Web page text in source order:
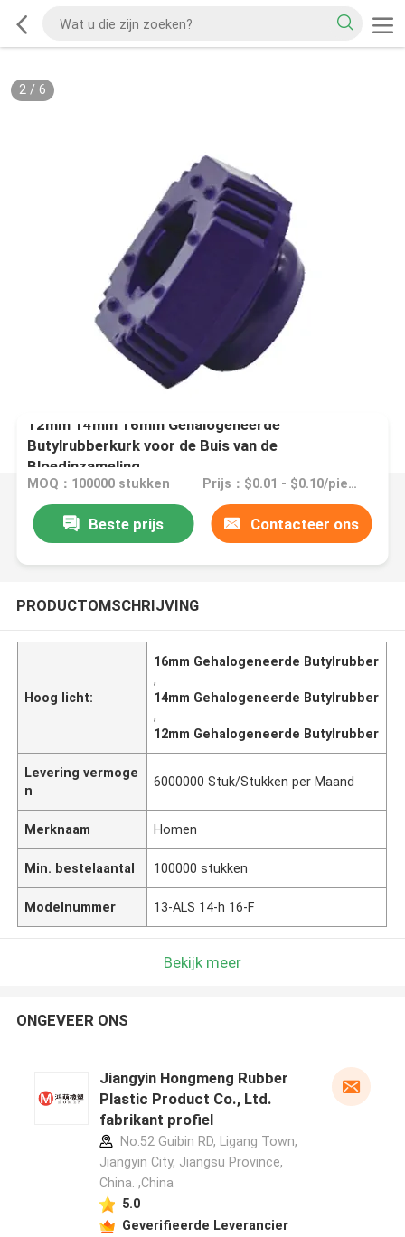
2/ 6
12mm 14mm 16mm Gehalogeneerde
Butylrubberkurk voor de Buis van de
Bloedinzameling
MOQ：100000 stukken Prijs：$0.01 - $0.10/pieces
Beste prijs Contacteer ons
PRODUCTOMSCHRIJVING
Hoog licht:
16mm Gehalogeneerde Butylrubber
,
14mm Gehalogeneerde Butylrubber
,
12mm Gehalogeneerde Butylrubber
Levering vermoge
n
6000000 Stuk/Stukken per Maand
Merknaam Homen
Min. bestelaantal 100000 stukken
Modelnummer 13-ALS 14-h 16-F
Bekijk meer
ONGEVEER ONS
Jiangyin Hongmeng Rubber
Plastic Product Co., Ltd.
fabrikant profiel
No.52 Guibin RD, Ligang Town,
Jiangyin City, Jiangsu Province,
China. ,China
5.0
Geverifieerde Leverancier